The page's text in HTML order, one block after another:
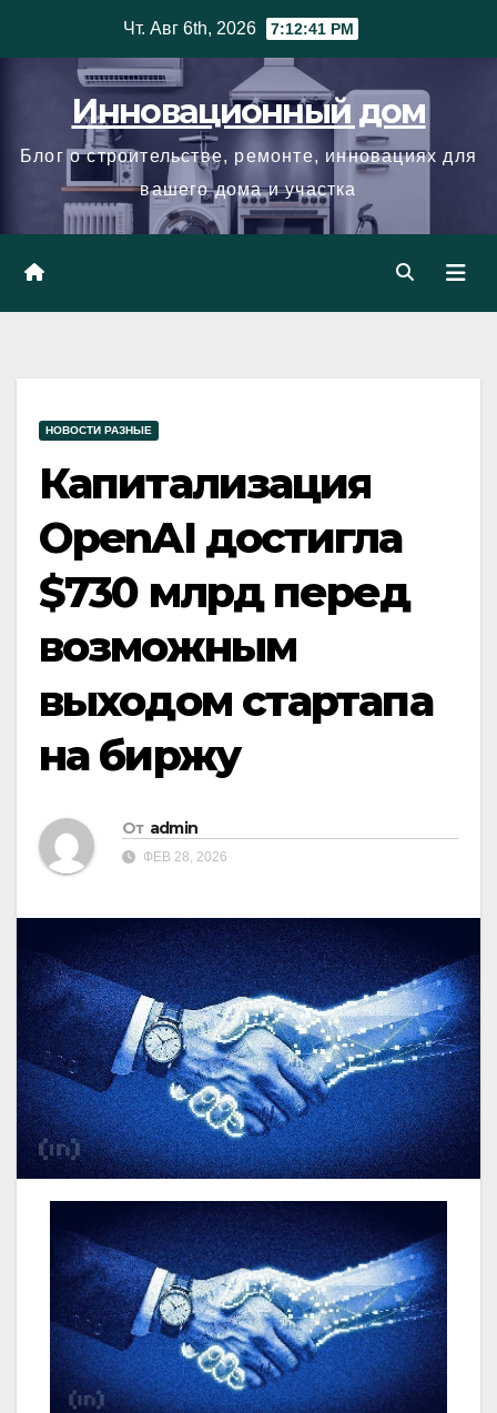
Чт. Авг 6th, 2026 7:12:42 PM
Инновационный дом
Блог о строительстве, ремонте, инновациях для
вашего дома и участка
НОВОСТИ РАЗНЫЕ
Капитализация
OpenAI достигла
$730 млрд перед
возможным
выходом стартапа
на биржу
От admin
ФЕВ 28, 2026